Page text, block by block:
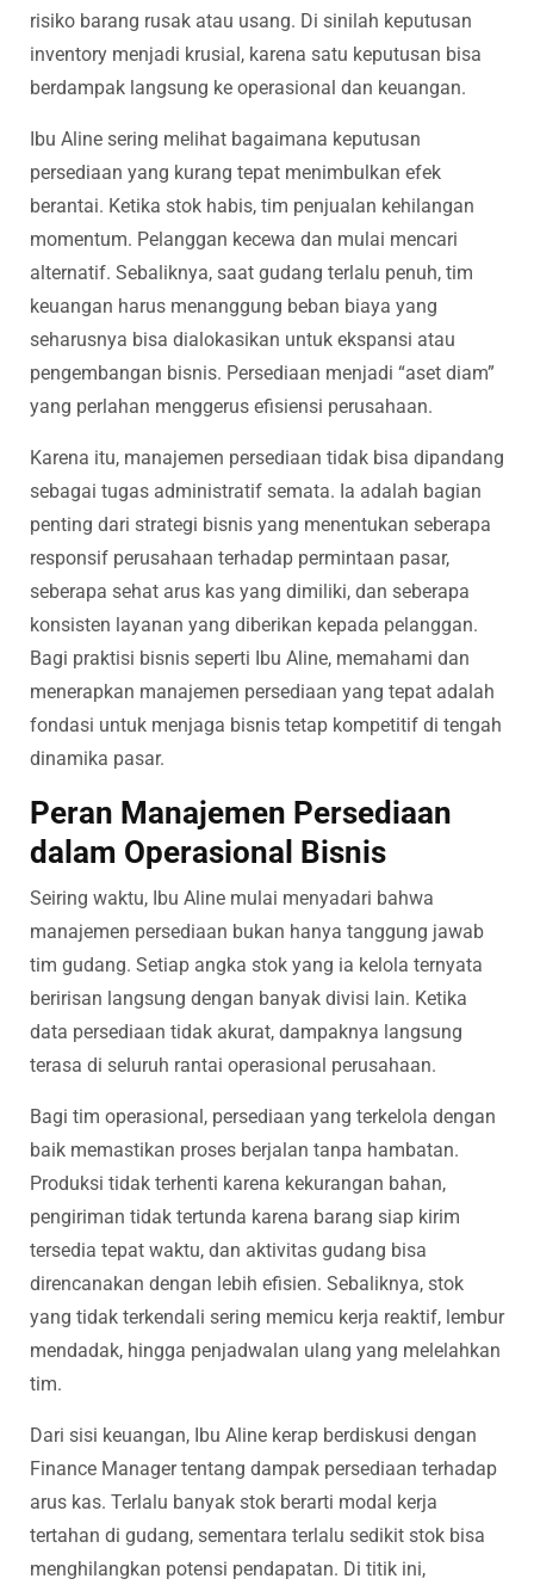
risiko barang rusak atau usang. Di sinilah keputusan
inventory menjadi krusial, karena satu keputusan bisa
berdampak langsung ke operasional dan keuangan.
Ibu Aline sering melihat bagaimana keputusan
persediaan yang kurang tepat menimbulkan efek
berantai. Ketika stok habis, tim penjualan kehilangan
momentum. Pelanggan kecewa dan mulai mencari
alternatif. Sebaliknya, saat gudang terlalu penuh, tim
keuangan harus menanggung beban biaya yang
seharusnya bisa dialokasikan untuk ekspansi atau
pengembangan bisnis. Persediaan menjadi “aset diam”
yang perlahan menggerus efisiensi perusahaan.
Karena itu, manajemen persediaan tidak bisa dipandang
sebagai tugas administratif semata. Ia adalah bagian
penting dari strategi bisnis yang menentukan seberapa
responsif perusahaan terhadap permintaan pasar,
seberapa sehat arus kas yang dimiliki, dan seberapa
konsisten layanan yang diberikan kepada pelanggan.
Bagi praktisi bisnis seperti Ibu Aline, memahami dan
menerapkan manajemen persediaan yang tepat adalah
fondasi untuk menjaga bisnis tetap kompetitif di tengah
dinamika pasar.
Peran Manajemen Persediaan
dalam Operasional Bisnis
Seiring waktu, Ibu Aline mulai menyadari bahwa
manajemen persediaan bukan hanya tanggung jawab
tim gudang. Setiap angka stok yang ia kelola ternyata
beririsan langsung dengan banyak divisi lain. Ketika
data persediaan tidak akurat, dampaknya langsung
terasa di seluruh rantai operasional perusahaan.
Bagi tim operasional, persediaan yang terkelola dengan
baik memastikan proses berjalan tanpa hambatan.
Produksi tidak terhenti karena kekurangan bahan,
pengiriman tidak tertunda karena barang siap kirim
tersedia tepat waktu, dan aktivitas gudang bisa
direncanakan dengan lebih efisien. Sebaliknya, stok
yang tidak terkendali sering memicu kerja reaktif, lembur
mendadak, hingga penjadwalan ulang yang melelahkan
tim.
Dari sisi keuangan, Ibu Aline kerap berdiskusi dengan
Finance Manager tentang dampak persediaan terhadap
arus kas. Terlalu banyak stok berarti modal kerja
tertahan di gudang, sementara terlalu sedikit stok bisa
menghilangkan potensi pendapatan. Di titik ini,